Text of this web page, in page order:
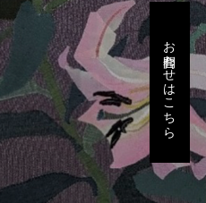
お問合わせはこちら